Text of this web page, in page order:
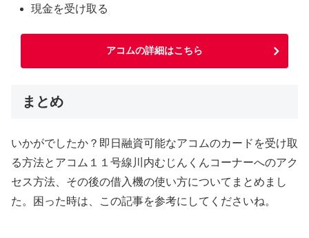
現金を受け取る
アコムの詳細はこちら
まとめ
いかがでしたか？即日融資可能なアコムのカードを受け取
る方法とアコム１１号線川内むじんくんコーナーへのアク
セス方法、その後の借入機の使い方についてまとめまし
た。困った時は、この記事を参考にしてくださいね。